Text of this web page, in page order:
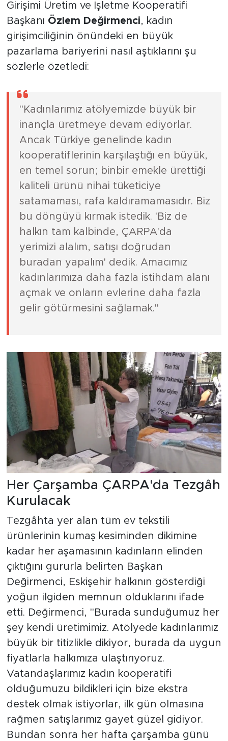
Girişimi Üretim ve İşletme Kooperatifi
Başkanı Özlem Değirmenci, kadın
girişimciliğinin önündeki en büyük
pazarlama bariyerini nasıl aştıklarını şu
sözlerle özetledi:
"Kadınlarımız atölyemizde büyük bir
inançla üretmeye devam ediyorlar.
Ancak Türkiye genelinde kadın
kooperatiflerinin karşılaştığı en büyük,
en temel sorun; binbir emekle ürettiği
kaliteli ürünü nihai tüketiciye
satamaması, rafa kaldıramamasıdır. Biz
bu döngüyü kırmak istedik. 'Biz de
halkın tam kalbinde, ÇARPA'da
yerimizi alalım, satışı doğrudan
buradan yapalım' dedik. Amacımız
kadınlarımıza daha fazla istihdam alanı
açmak ve onların evlerine daha fazla
gelir götürmesini sağlamak."
Her Çarşamba ÇARPA'da Tezgâh
Kurulacak
Tezgâhta yer alan tüm ev tekstili
ürünlerinin kumaş kesiminden dikimine
kadar her aşamasının kadınların elinden
çıktığını gururla belirten Başkan
Değirmenci, Eskişehir halkının gösterdiği
yoğun ilgiden memnun olduklarını ifade
etti. Değirmenci, "Burada sunduğumuz her
şey kendi üretimimiz. Atölyede kadınlarımız
büyük bir titizlikle dikiyor, burada da uygun
fiyatlarla halkımıza ulaştırıyoruz.
Vatandaşlarımız kadın kooperatifi
olduğumuzu bildikleri için bize ekstra
destek olmak istiyorlar, ilk gün olmasına
rağmen satışlarımız gayet güzel gidiyor.
Bundan sonra her hafta çarşamba günü